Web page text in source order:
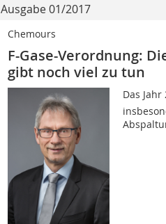
Ausgabe 01/2017
Chemours
F-Gase-Verordnung:
gibt noch viel zu tun
Das